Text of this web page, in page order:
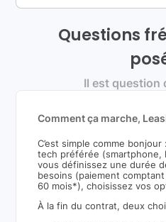
Questions
Il est question
Comment ça marche,
C’est simple comme
tech préférée (smartphone,
vous définissez une durée
besoins (paiement
60 mois*), choisissez vos
À la fin du contrat, deux